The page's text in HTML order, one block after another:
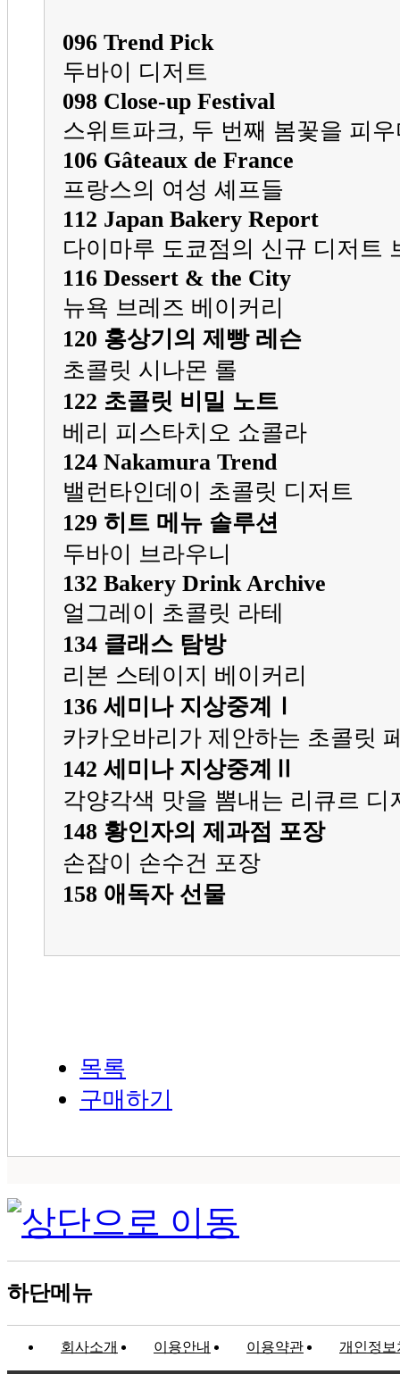
096 Trend Pick
두바이 디저트
098 Close-up Festival
스위트파크, 두 번째 봄꽃을 피
106 Gâteaux de France
프랑스의 여성 셰프들
112 Japan Bakery Report
다이마루 도쿄점의 신규 디저트
116 Dessert & the City
뉴욕 브레즈 베이커리
120 홍상기의 제빵 레슨
초콜릿 시나몬 롤
122 초콜릿 비밀 노트
베리 피스타치오 쇼콜라
124 Nakamura Trend
밸런타인데이 초콜릿 디저트
129 히트 메뉴 솔루션
두바이 브라우니
132 Bakery Drink Archive
얼그레이 초콜릿 라테
134 클래스 탐방
리본 스테이지 베이커리
136 세미나 지상중계Ⅰ
카카오바리가 제안하는 초콜릿
142 세미나 지상중계Ⅱ
각양각색 맛을 뽐내는 리큐르 디
148 황인자의 제과점 포장
손잡이 손수건 포장
158 애독자 선물
목록
구매하기
하단메뉴
회사소개 이용안내 이용약관 개인정보